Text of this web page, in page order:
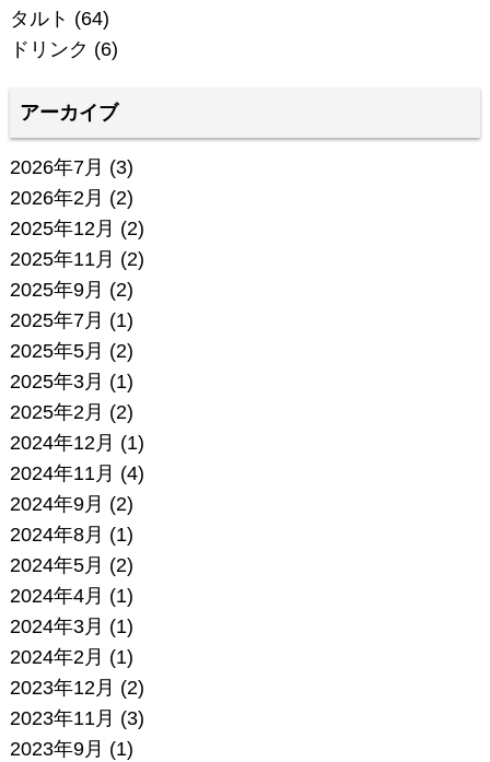
タルト (64)
ドリンク (6)
アーカイブ
2026年7月 (3)
2026年2月 (2)
2025年12月 (2)
2025年11月 (2)
2025年9月 (2)
2025年7月 (1)
2025年5月 (2)
2025年3月 (1)
2025年2月 (2)
2024年12月 (1)
2024年11月 (4)
2024年9月 (2)
2024年8月 (1)
2024年5月 (2)
2024年4月 (1)
2024年3月 (1)
2024年2月 (1)
2023年12月 (2)
2023年11月 (3)
2023年9月 (1)